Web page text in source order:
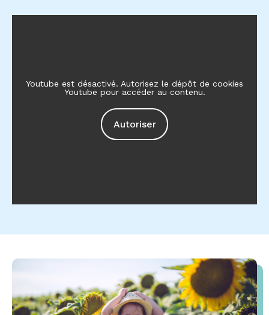
Youtube est désactivé. Autorisez le dépôt de cookies
Youtube pour accéder au contenu.
Autoriser